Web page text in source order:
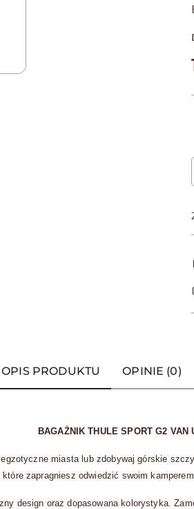
OPIS PRODUKTU OPINIE (0)
BAGAŻNIK THULE SPORT G2 VAN
miasta lub zdobywaj górskie
zapragniesz odwiedzić swoim
design oraz dopasowana kolorystyka.